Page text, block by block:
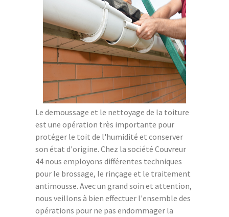
Le demoussage et le nettoyage de la toiture
est une opération très importante pour
protéger le toit de l'humidité et conserver
son état d'origine. Chez la société Couvreur
44 nous employons différentes techniques
pour le brossage, le rinçage et le traitement
antimousse. Avec un grand soin et attention,
nous veillons à bien effectuer l'ensemble des
opérations pour ne pas endommager la